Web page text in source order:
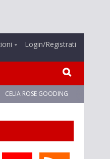
Login/Registrati
CELIA ROSE GOODING